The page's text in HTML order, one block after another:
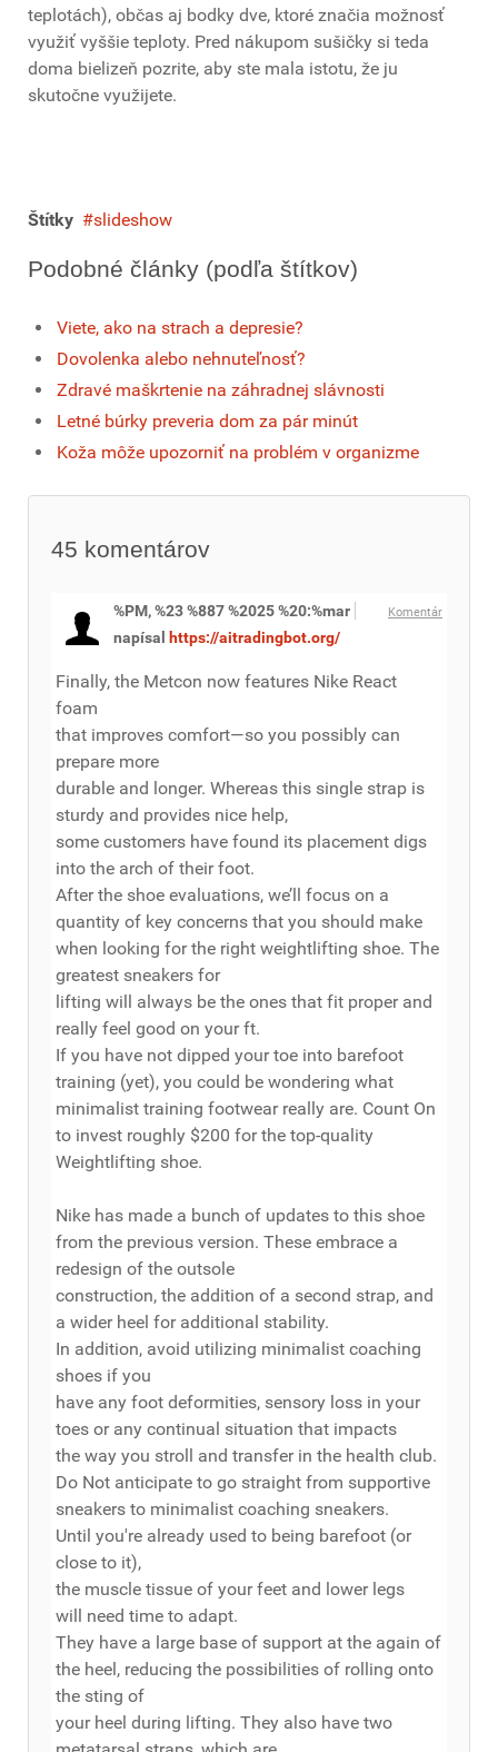
teplotách), občas aj bodky dve, ktoré značia možnosť
využiť vyššie teploty. Pred nákupom sušičky si teda
doma bielizeň pozrite, aby ste mala istotu, že ju
skutočne využijete.
Štítky slideshow
Podobné články (podľa štítkov)
Viete, ako na strach a depresie?
Dovolenka alebo nehnuteľnosť?
Zdravé maškrtenie na záhradnej slávnosti
Letné búrky preveria dom za pár minút
Koža môže upozorniť na problém v organizme
45 komentárov
Komentár
%PM, %23 %887 %2025 %20:%mar
napísal
https://aitradingbot.org/
Finally, the Metcon now features Nike React
foam
that improves comfort—so you possibly can
prepare more
durable and longer. Whereas this single strap is
sturdy and provides nice help,
some customers have found its placement digs
into the arch of their foot.
After the shoe evaluations, we’ll focus on a
quantity of key concerns that you should make
when looking for the right weightlifting shoe. The
greatest sneakers for
lifting will always be the ones that fit proper and
really feel good on ‌your‌ ft.
If you have not dipped your toe into barefoot
training (yet), you could be wondering what
minimalist training footwear really are. Count On
to invest roughly $200 for the top-quality
Weightlifting shoe.
Nike has made a bunch of updates to this shoe
from the previous version. These embrace a
redesign of the outsole
construction, the addition of a second strap, and
a wider heel for additional stability.
In addition, avoid utilizing minimalist coaching
shoes if you
have any foot deformities, sensory loss in your
toes or any continual situation that impacts
the way you stroll and transfer in the health club.
Do Not anticipate to go straight from supportive
sneakers to minimalist coaching sneakers.
Until you're already used to being barefoot (or
close to it),
the muscle tissue of your feet and lower legs
will need time to adapt.
They have a large base of support at the again of
the heel, reducing the possibilities of rolling onto
the sting of
your heel during lifting. They also have two